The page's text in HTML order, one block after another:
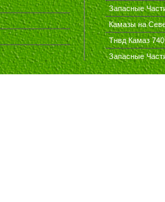
Запасные
Камазы на
Тнвд Камаз 740
Запасные